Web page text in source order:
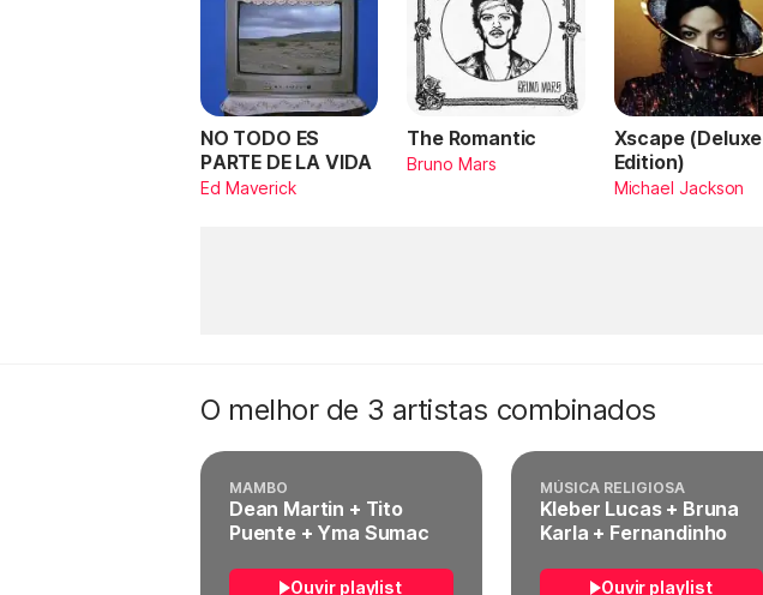
NO TODO ES
PARTE DE LA VIDA
Ed Maverick
The Romantic
Bruno Mars
Xscape (Deluxe
Edition)
Michael Jackson
O melhor de 3 artistas combinados
MAMBO
Dean Martin + Tito
Puente + Yma Sumac
Ouvir playlist
MÚSICA RELIGIOSA
Kleber Lucas + Bruna
Karla + Fernandinho
Ouvir playlist